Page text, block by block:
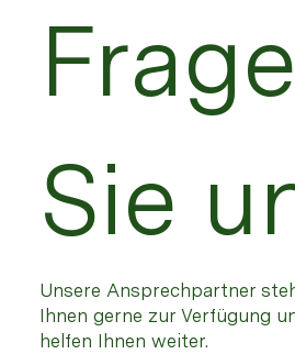
Sie
Unsere Ansprechpartner
Ihnen gerne zur Verfügung
helfen Ihnen weiter.